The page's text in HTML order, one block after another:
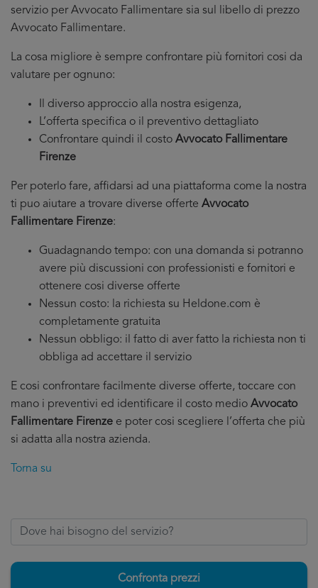
servizio per Avvocato Fallimentare sia sul libello di prezzo
Avvocato Fallimentare.
La cosa migliore è sempre confrontare più fornitori cosi da
valutare per ognuno:
Il diverso approccio alla nostra esigenza,
L’offerta specifica o il preventivo dettagliato
Confrontare quindi il costo Avvocato Fallimentare
Firenze
Per poterlo fare, affidarsi ad una piattaforma come la nostra
ti puo aiutare a trovare diverse offerte Avvocato
Fallimentare Firenze:
Guadagnando tempo: con una domanda si potranno
avere più discussioni con professionisti e fornitori e
ottenere cosi diverse offerte
Nessun costo: la richiesta su Heldone.com è
completamente gratuita
Nessun obbligo: il fatto di aver fatto la richiesta non ti
obbliga ad accettare il servizio
E cosi confrontare facilmente diverse offerte, toccare con
mano i preventivi ed identificare il costo medio Avvocato
Fallimentare Firenze e poter cosi scegliere l’offerta che più
si adatta alla nostra azienda.
Torna su
Confronta prezzi